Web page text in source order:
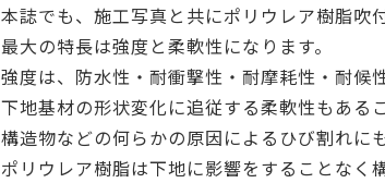
本誌でも、施工写真と共にポリウレア樹脂
最大の特長は強度と柔軟性になります。
強度は、防水性・耐衝撃性・耐摩耗性・耐候
下地基材の形状変化に追従する柔軟性もあるこ
構造物などの何らかの原因によるひび割れに
ポリウレア樹脂は下地に影響をすることなく